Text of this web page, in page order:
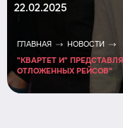
22.02.2025
ГЛАВНАЯ
НОВОСТИ
"КВАРТЕТ И"
ОТЛОЖЕННЫХ РЕЙСОВ"